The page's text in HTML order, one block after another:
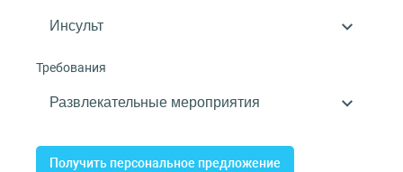
Требования
Получить персональное предложение